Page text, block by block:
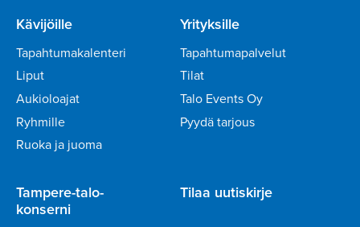
Kävijöille
Tapahtumakalenteri
Liput
Aukioloajat
Ryhmille
Ruoka ja juoma
Yrityksille
Tapahtumapalvelut
Tilat
Talo Events Oy
Pyydä tarjous
Tampere-talo-
konserni
Tilaa uutiskirje